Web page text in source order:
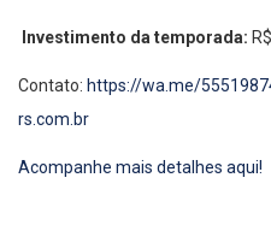
Investimento da temporada:
Contato: https://wa.me/
rs.com.br
Acompanhe mais detalhes aqui!